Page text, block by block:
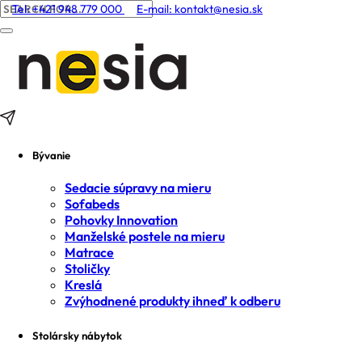
Tel: +421 948 779 000 E-mail: kontakt@nesia.sk
Bývanie
Sedacie súpravy na mieru
Sofabeds
Pohovky Innovation
Manželské postele na mieru
Matrace
Stoličky
Kreslá
Zvýhodnené produkty ihneď k odberu
Stolársky nábytok